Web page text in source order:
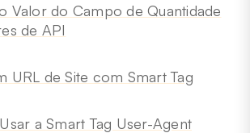
Valor do Campo de Quantidade
de API
URL de Site com Smart Tag
a Smart Tag User-Agent